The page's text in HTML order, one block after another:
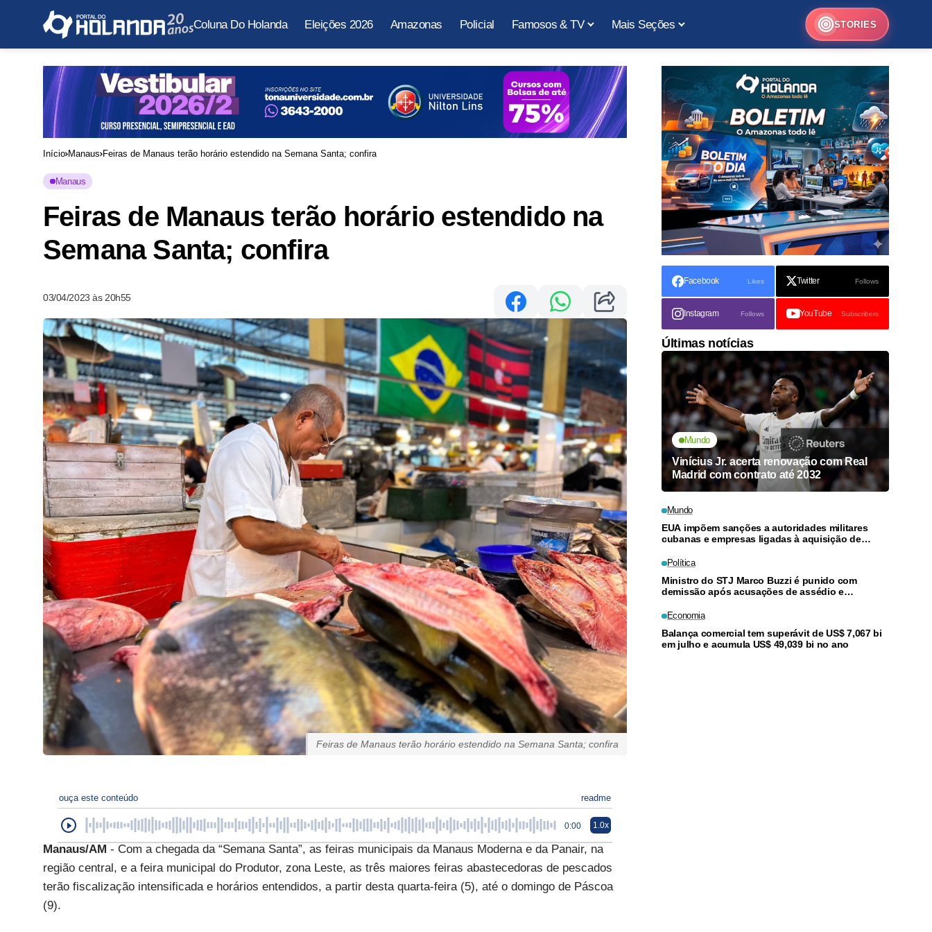
Coluna Do Holanda Eleições 2026 Amazonas Policial Famosos & TV Mais Seções STORIES
Início Manaus Feiras de Manaus terão horário estendido na Semana Santa; confira
Manaus
Feiras de Manaus terão horário estendido na
Semana Santa; confira
03/04/2023 às 20h55
Feiras de Manaus terão horário estendido na Semana Santa; confira
ouça este conteúdo readme
0:00 1.0x
Manaus/AM - Com a chegada da “Semana Santa”, as feiras municipais da Manaus Moderna e da Panair, na
região central, e a feira municipal do Produtor, zona Leste, as três maiores feiras abastecedoras de pescados
terão fiscalização intensificada e horários entendidos, a partir desta quarta-feira (5), até o domingo de Páscoa
(9).
Facebook Likes Twitter Follows
Instagram Follows YouTube Subscribers
Últimas notícias
Mundo
Vinícius Jr. acerta renovação com Real
Madrid com contrato até 2032
Mundo
EUA impõem sanções a autoridades militares
cubanas e empresas ligadas à aquisição de
Política
Ministro do STJ Marco Buzzi é punido com
demissão após acusações de assédio e
Economia
Balança comercial tem superávit de US$ 7,067 bi
em julho e acumula US$ 49,039 bi no ano